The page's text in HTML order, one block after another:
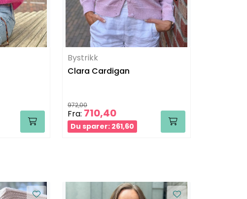
Bystrikk
Clara Cardigan
972,00
Fra: 710,40
Du sparer: 261,60